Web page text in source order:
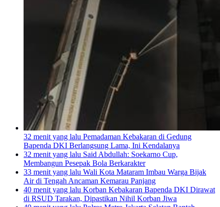
32 menit yang lalu Pemadaman Kebakaran di Gedung
Bapenda DKI Berlangsung Lama, Ini Kendalanya
32 menit yang lalu Said Abdullah: Soekarno Cup,
Membangun Pesepak Bola Berkarakter
33 menit yang lalu Wali Kota Mataram Imbau Warga Bijak
Air di Tengah Ancaman Kemarau Panjang
40 menit yang lalu Korban Kebakaran Bapenda DKI Dirawat
di RSUD Tarakan, Dipastikan Nihil Korban Jiwa